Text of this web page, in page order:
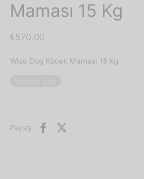
Maması 15 Kg
₺570.00
Wise Dog Köpek Maması 15 Kg
Paylaş